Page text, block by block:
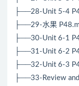
├──28-Unit 5-4
├──29-水果
├──30-Unit 6-1
├──31-Unit 6-2
├──32-Unit 6-3
├──33-Review